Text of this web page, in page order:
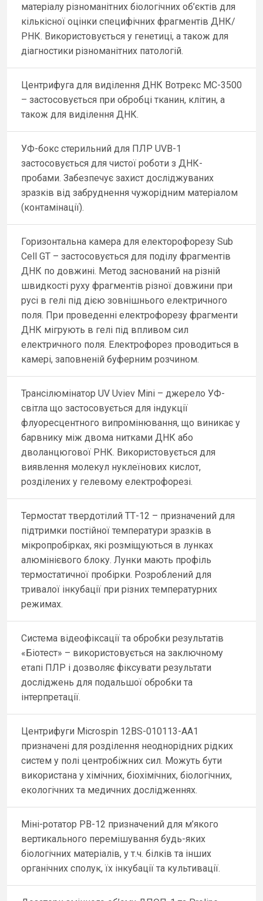
матеріалу різноманітних біологічних об’єктів для
кількісної оцінки специфічних фрагментів ДНК/
РНК. Використовується у генетиці, а також для
діагностики різноманітних патологій.
Центрифуга для виділення ДНК Вотрекс МС-3500
– застосовується при обробці тканин, клітин, а
також для виділення ДНК.
УФ-бокс стерильний для ПЛР UVB-1
застосовується для чистої роботи з ДНК-
пробами. Забезпечує захист досліджуваних
зразків від забруднення чужорідним матеріалом
(контамінації).
Горизонтальна камера для електорофорезу Sub
Cell GT – застосовується для поділу фрагментів
ДНК по довжині. Метод заснований на різній
швидкості руху фрагментів різної довжини при
русі в гелі під дією зовнішнього електричного
поля. При проведенні електрофорезу фрагменти
ДНК мігрують в гелі під впливом сил
електричного поля. Електрофорез проводиться в
камері, заповненій буферним розчином.
Трансілюмінатор UV Uviev Mini – джерело УФ-
світла що застосовується для індукції
флуоресцентного випромінювання, що виникає у
барвнику між двома нитками ДНК або
дволанцюгової РНК. Використовується для
виявлення молекул нуклеїнових кислот,
розділених у гелевому електрофорезі.
Термостат твердотілий ТТ-12 – призначений для
підтримки постійної температури зразків в
мікропробірках, які розміщуються в лунках
алюмінієвого блоку. Лунки мають профіль
термостатичної пробірки. Розроблений для
тривалої інкубації при різних температурних
режимах.
Система відеофіксації та обробки результатів
«Біотест» – використовується на заключному
етапі ПЛР і дозволяє фіксувати результати
досліджень для подальшої обробки та
інтерпретації.
Центрифуги Microspin 12BS-010113-AA1
призначені для розділення неоднорідних рідких
систем у полі центробіжних сил. Можуть бути
використана у хімічних, біохімічних, біологічних,
екологічних та медичних дослідженнях.
Міні-ротатор РВ-12 призначений для м’якого
вертикального перемішування будь-яких
біологічних матеріалів, у т.ч. білків та інших
органічних сполук, їх інкубації та культивації.